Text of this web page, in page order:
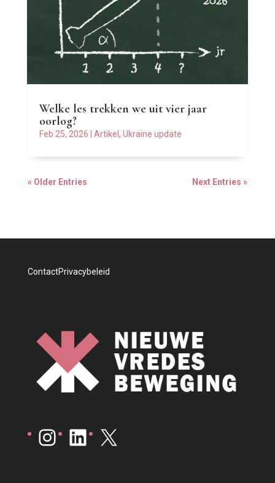
Welke les trekken we uit vier jaar
oorlog?
Feb 25, 2026 Artikel , Ukraine update
« Older Entries Next Entries »
ContactPrivacybeleid
Instagram
LinkedIn
X